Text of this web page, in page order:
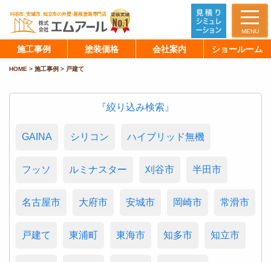
MENU
施工事例 塗装価格 会社案内 ショールーム
HOME > 施工事例 > 戸建て
『絞り込み検索』
GAINA シリコン ハイブリッド無機
フッソ ルミナスター 刈谷市 半田市
名古屋市 大府市 安城市 岡崎市 常滑市
戸建て 東浦町 東海市 知多市 知立市